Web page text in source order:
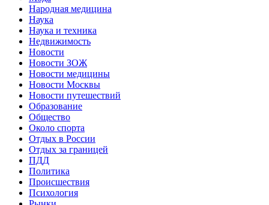
Народная медицина
Наука
Наука и техника
Недвижимость
Новости
Новости ЗОЖ
Новости медицины
Новости Москвы
Новости путешествий
Образование
Общество
Около спорта
Отдых в России
Отдых за границей
ПДД
Политика
Происшествия
Психология